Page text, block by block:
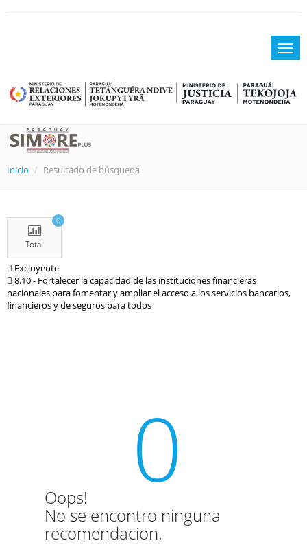
Inicio Resultado de búsqueda
Total
0
Excluyente
8.10 - Fortalecer la capacidad de las instituciones financieras
nacionales para fomentar y ampliar el acceso a los servicios bancarios,
financieros y de seguros para todos
0
Oops!
No se encontro ninguna
recomendacion.